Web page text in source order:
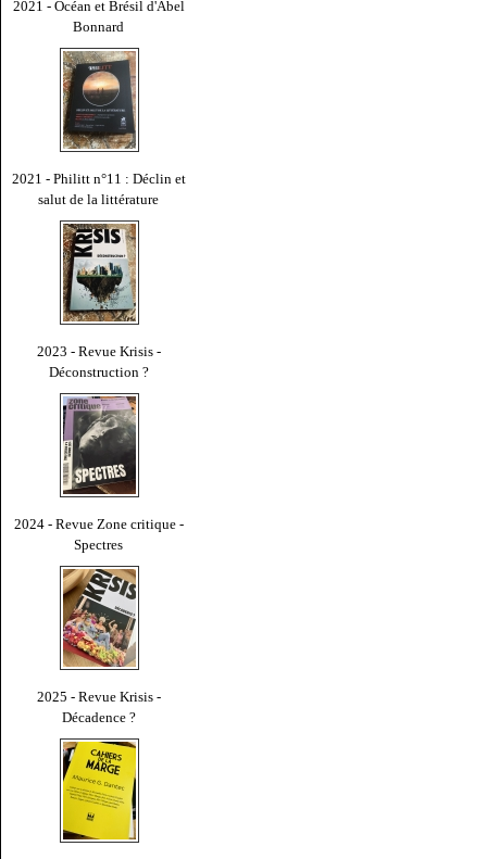
2021 - Océan et Brésil d'Abel
Bonnard
2021 - Philitt n°11 : Déclin et
salut de la littérature
2023 - Revue Krisis -
Déconstruction ?
2024 - Revue Zone critique -
Spectres
2025 - Revue Krisis -
Décadence ?